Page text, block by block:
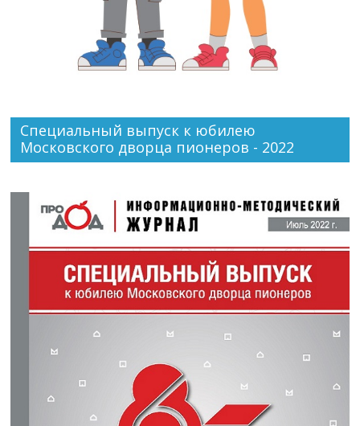
Специальный выпуск к юбилею
Московского дворца пионеров - 2022